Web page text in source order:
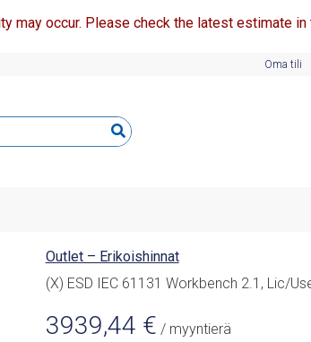
may occur. Please check the latest estimate
Oma tili
Outlet – Erikoishinnat
(X) ESD IEC 61131 Workbench 2.1, Lic/
3939,44 € / myyntierä